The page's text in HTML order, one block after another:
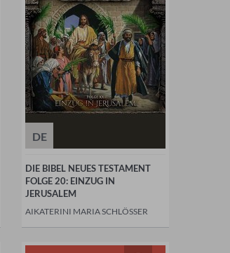
DE
DIE BIBEL NEUES TESTAMENT
FOLGE 20: EINZUG IN
JERUSALEM
AIKATERINI MARIA SCHLÖSSER